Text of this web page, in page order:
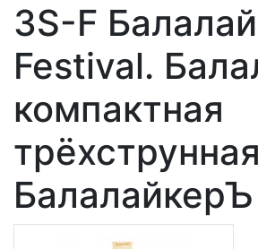
3S-F
Festival.
компактная
БалалайкерЪ